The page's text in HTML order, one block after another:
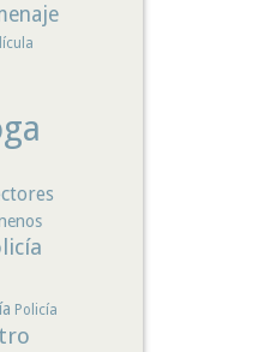
Policía